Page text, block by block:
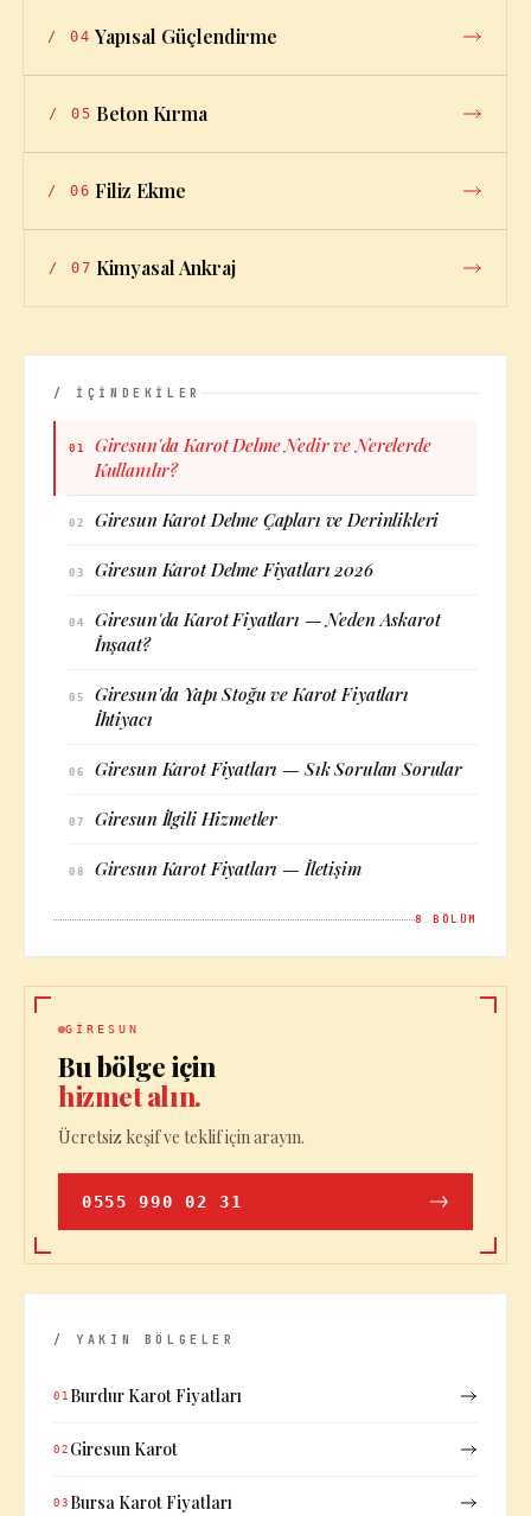
/ 04 Yapısal Güçlendirme
/ 05 Beton Kırma
/ 06 Filiz Ekme
/ 07 Kimyasal Ankraj
/ İÇİNDEKİLER
01
Giresun'da Karot Delme Nedir ve Nerelerde
Kullanılır?
02 Giresun Karot Delme Çapları ve Derinlikleri
03 Giresun Karot Delme Fiyatları 2026
04
Giresun'da Karot Fiyatları — Neden Askarot
İnşaat?
05
Giresun'da Yapı Stoğu ve Karot Fiyatları
İhtiyacı
06 Giresun Karot Fiyatları — Sık Sorulan Sorular
07 Giresun İlgili Hizmetler
08 Giresun Karot Fiyatları — İletişim
8 BÖLÜM
GIRESUN
Bu bölge için
hizmet alın.
Ücretsiz keşif ve teklif için arayın.
0555 990 02 31
/ YAKIN BÖLGELER
01 Burdur Karot Fiyatları
02 Giresun Karot
03 Bursa Karot Fiyatları